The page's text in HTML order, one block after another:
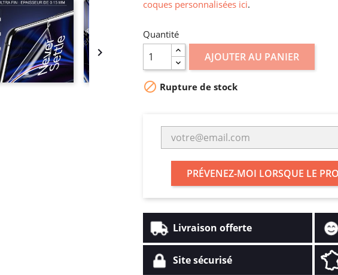

coques personnalisées ici.
Quantité
AJOUTER AU PANIER
 Rupture de stock
PRÉVENEZ-MOI LORSQUE LE
Livraison offerte
Site sécurisé